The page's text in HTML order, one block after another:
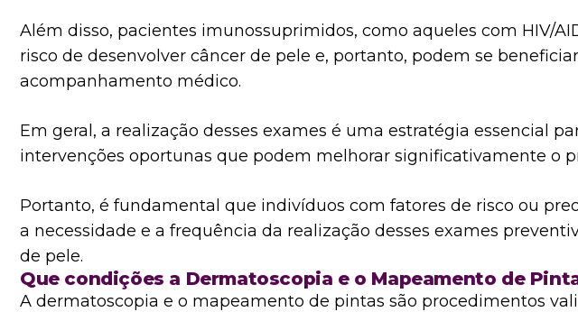
Além disso, pacientes imunossuprimidos, como aqueles com HIV/
risco de desenvolver câncer de pele e, portanto, podem se
acompanhamento médico.
Em geral, a realização desses exames é uma estratégia essencial
intervenções oportunas que podem melhorar significativamente o
Portanto, é fundamental que indivíduos com fatores de risco ou
a necessidade e a frequência da realização desses exames
de pele.
Que condições a Dermatoscopia e o Mapeamento de
A dermatoscopia e o mapeamento de pintas são procedimentos